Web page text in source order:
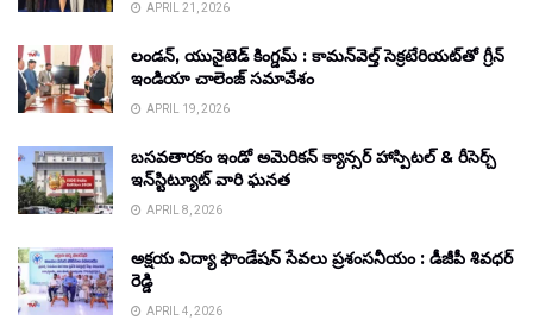
APRIL 21, 2026
లండన్, యునైటెడ్ కింగ్డమ్ : కామన్‌వెల్త్ సెక్రటేరియట్‌తో గ్రీన్
ఇండియా చాలెంజ్ సమావేశం
APRIL 19, 2026
బసవతారకం ఇండో అమెరికన్ క్యాన్సర్ హాస్పిటల్ & రీసెర్చ్
ఇన్‌స్టిట్యూట్ వారి ఘనత
APRIL 8, 2026
అక్షయ విద్యా ఫౌండేషన్ సేవలు ప్రశంసనీయం : డీజీపీ శివధర్
రెడ్డి
APRIL 4, 2026